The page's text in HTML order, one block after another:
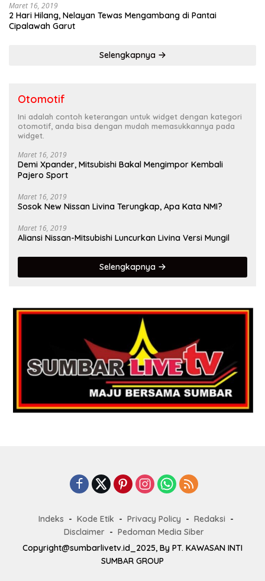
Maret 16, 2019
2 Hari Hilang, Nelayan Tewas Mengambang di Pantai
Cipalawah Garut
Selengkapnya
Otomotif
Ini adalah contoh keterangan untuk widget dengan kategori
otomotif, anda bisa dengan mudah memasukkannya pada
widget.
Maret 16, 2019
Demi Xpander, Mitsubishi Bakal Mengimpor Kembali
Pajero Sport
Maret 16, 2019
Sosok New Nissan Livina Terungkap, Apa Kata NMI?
Maret 16, 2019
Aliansi Nissan-Mitsubishi Luncurkan Livina Versi Mungil
Selengkapnya
Indeks Kode Etik Privacy Policy
Redaksi
Disclaimer
Pedoman Media Siber
Copyright@sumbarlivetv.id_2025, By PT. KAWASAN INTI
SUMBAR GROUP